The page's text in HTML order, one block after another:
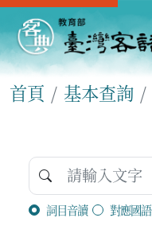
首頁 基本查詢
詞目音讀 對應國語